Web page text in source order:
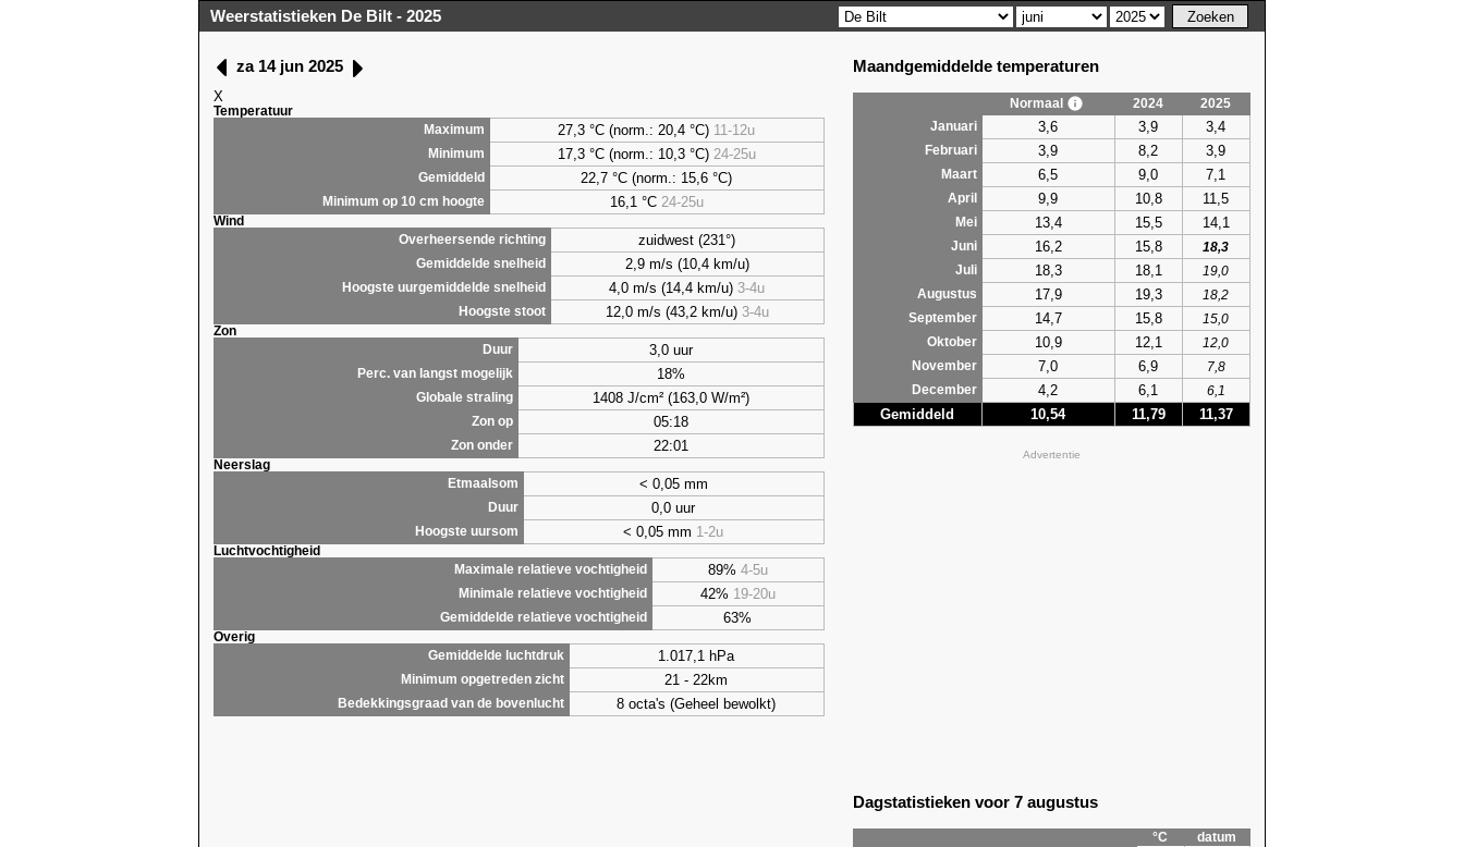
Weerstatistieken De Bilt - 2025
za 14 jun 2025
X
Temperatuur
Maximum
27,3 °C (norm.: 20,4 °C) 11-12u
Minimum 17,3 °C (norm.: 10,3 °C) 24-25u
Gemiddeld 22,7 °C (norm.: 15,6 °C)
Minimum op 10 cm hoogte 16,1 °C 24-25u
Wind
Overheersende richting
zuidwest (231°)
Gemiddelde snelheid 2,9 m/s (10,4 km/u)
Hoogste uurgemiddelde snelheid 4,0 m/s (14,4 km/u) 3-4u
Hoogste stoot 12,0 m/s (43,2 km/u) 3-4u
Zon
Duur
3,0 uur
Perc. van langst mogelijk 18%
Globale straling 1408 J/cm² (163,0 W/m²)
Zon op 05:18
Zon onder 22:01
Neerslag
Etmaalsom
< 0,05 mm
Duur 0,0 uur
Hoogste uursom < 0,05 mm 1-2u
Luchtvochtigheid
Maximale relatieve vochtigheid
89% 4-5u
Minimale relatieve vochtigheid 42% 19-20u
Gemiddelde relatieve vochtigheid 63%
Overig
Gemiddelde luchtdruk
1.017,1 hPa
Minimum opgetreden zicht 21 - 22km
Bedekkingsgraad van de bovenlucht 8 octa's (Geheel bewolkt)
Maandgemiddelde temperaturen
Normaal 2024
2025
Januari
3,6 3,9 3,4
Februari 3,9 8,2 3,9
Maart 6,5 9,0 7,1
April 9,9 10,8 11,5
Mei 13,4 15,5 14,1
Juni 16,2 15,8
18,3
Juli
18,3 18,1
19,0
Augustus
17,9 19,3
18,2
September
14,7 15,8
15,0
Oktober
10,9 12,1
12,0
November
7,0 6,9
7,8
December
4,2 6,1 6,1
Gemiddeld 10,54 11,79 11,37
Advertentie
Dagstatistieken voor 7 augustus
°C
datum